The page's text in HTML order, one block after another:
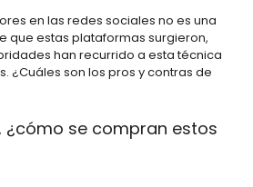
en las redes sociales no es una
que estas plataformas surgieron,
han recurrido a esta técnica
¿Cuáles son los pros y contras de
¿cómo se compran estos